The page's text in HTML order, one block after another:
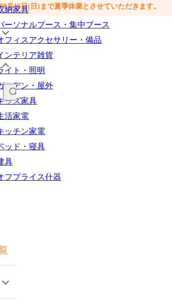
納家具
ーソナルブース・集中ブース
フィスアクセサリー・備品
ンテリア雑貨
イト・照明
ーデン・屋外
ッズ家具
活家電
ッチン家電
ッド・寝具
具
フプライス什器
月16日(日)まで夏季休業とさせていただきます。